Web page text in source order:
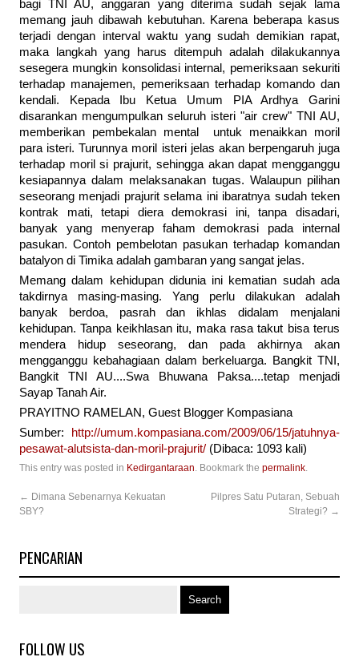
bagi TNI AU, anggaran yang diterima sudah sejak lama
memang jauh dibawah kebutuhan. Karena beberapa kasus
terjadi dengan interval waktu yang sudah demikian rapat,
maka langkah yang harus ditempuh adalah dilakukannya
sesegera mungkin konsolidasi internal, pemeriksaan sekuriti
terhadap manajemen, pemeriksaan terhadap komando dan
kendali. Kepada Ibu Ketua Umum PIA Ardhya Garini
disarankan mengumpulkan seluruh isteri "air crew" TNI AU,
memberikan pembekalan mental untuk menaikkan moril
para isteri. Turunnya moril isteri jelas akan berpengaruh juga
terhadap moril si prajurit, sehingga akan dapat mengganggu
kesiapannya dalam melaksanakan tugas. Walaupun pilihan
seseorang menjadi prajurit selama ini ibaratnya sudah teken
kontrak mati, tetapi diera demokrasi ini, tanpa disadari,
banyak yang menyerap faham demokrasi pada internal
pasukan. Contoh pembelotan pasukan terhadap komandan
batalyon di Timika adalah gambaran yang sangat jelas.
Memang dalam kehidupan didunia ini kematian sudah ada
takdirnya masing-masing. Yang perlu dilakukan adalah
banyak berdoa, pasrah dan ikhlas didalam menjalani
kehidupan. Tanpa keikhlasan itu, maka rasa takut bisa terus
mendera hidup seseorang, dan pada akhirnya akan
mengganggu kebahagiaan dalam berkeluarga. Bangkit TNI,
Bangkit TNI AU....Swa Bhuwana Paksa....tetap menjadi
Sayap Tanah Air.
PRAYITNO RAMELAN, Guest Blogger Kompasiana
Sumber:
http://umum.kompasiana.com/2009/06/15/jatuhnya-
pesawat-alutsista-dan-moril-prajurit/ (Dibaca: 1093 kali)
This entry was posted in Kedirgantaraan. Bookmark the permalink.
← Dimana Sebenarnya Kekuatan
SBY?
Pilpres Satu Putaran, Sebuah
Strategi? →
PENCARIAN
FOLLOW US